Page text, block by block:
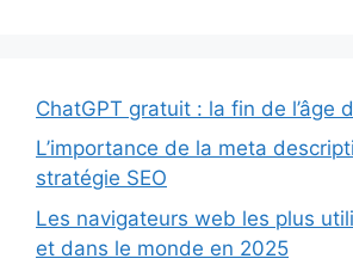
ChatGPT gratuit : la fin de l’âge
L’importance de la meta
stratégie SEO
Les navigateurs web les plus
et dans le monde en 2025